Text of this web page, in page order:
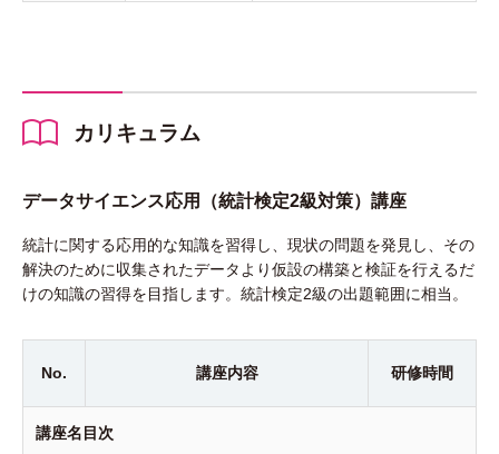
カリキュラム
データサイエンス応用（統計検定2級対策）講座
統計に関する応用的な知識を習得し、現状の問題を発見し、その
解決のために収集されたデータより仮設の構築と検証を行えるだ
けの知識の習得を目指します。統計検定2級の出題範囲に相当。
No. 講座内容 研修時間
講座名目次